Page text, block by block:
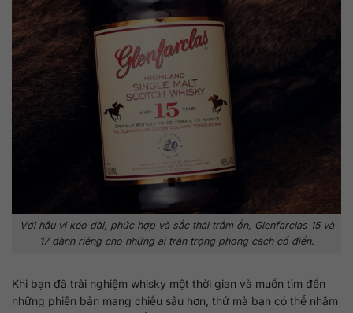
Với hậu vị kéo dài, phức hợp và sắc thái trầm ổn, Glenfarclas 15 và
17 dành riêng cho những ai trân trọng phong cách cổ điển.
Khi bạn đã trải nghiệm whisky một thời gian và muốn tìm đến
những phiên bản mang chiều sâu hơn, thứ mà bạn có thể nhâm